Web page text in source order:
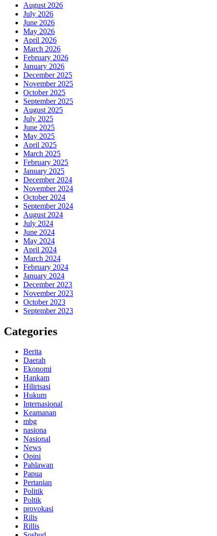
August 2026
July 2026
June 2026
May 2026
April 2026
March 2026
February 2026
January 2026
December 2025
November 2025
October 2025
September 2025
August 2025
July 2025
June 2025
May 2025
April 2025
March 2025
February 2025
January 2025
December 2024
November 2024
October 2024
September 2024
August 2024
July 2024
June 2024
May 2024
April 2024
March 2024
February 2024
January 2024
December 2023
November 2023
October 2023
September 2023
Categories
Berita
Daerah
Ekonomi
Hankam
Hilirisasi
Hukum
Internasional
Keamanan
mbg
nasiona
Nasional
News
Opini
Pahlawan
Papua
Pertanian
Politik
Poltik
provokasi
Rilis
Rillis